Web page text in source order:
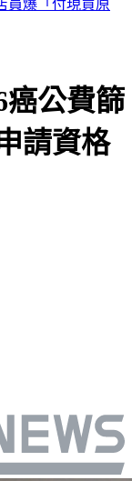
訣」曝 醫生也
癌公費篩
請資格